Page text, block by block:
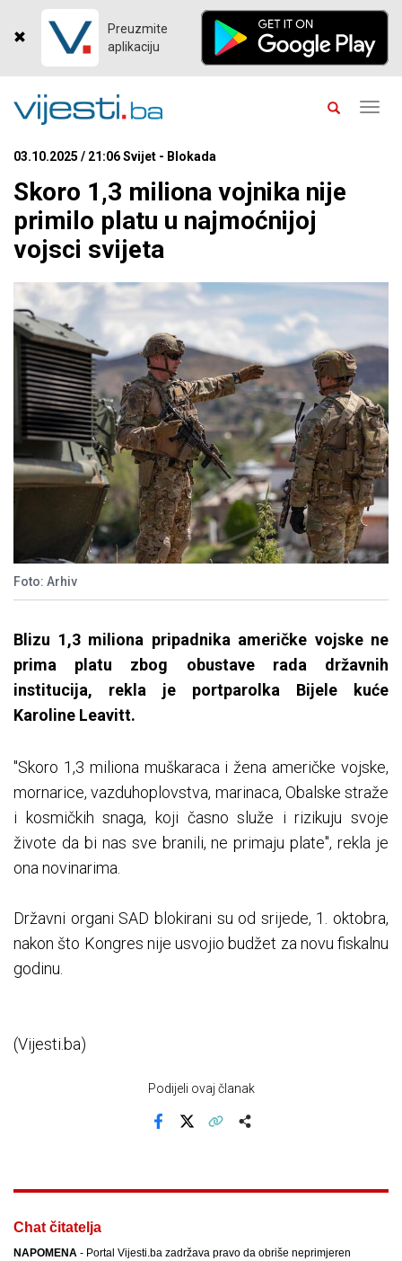
Preuzmite
aplikaciju
03.10.2025 / 21:06 Svijet - Blokada
Skoro 1,3 miliona vojnika nije
primilo platu u najmoćnijoj
vojsci svijeta
Foto: Arhiv
Blizu 1,3 miliona pripadnika američke vojske ne
prima platu zbog obustave rada državnih
institucija, rekla je portparolka Bijele kuće
Karoline Leavitt.
"Skoro 1,3 miliona muškaraca i žena američke vojske,
mornarice, vazduhoplovstva, marinaca, Obalske straže
i kosmičkih snaga, koji časno služe i rizikuju svoje
živote da bi nas sve branili, ne primaju plate", rekla je
ona novinarima.
Državni organi SAD blokirani su od srijede, 1. oktobra,
nakon što Kongres nije usvojio budžet za novu fiskalnu
godinu.
(Vijesti.ba)
Podijeli ovaj članak
Chat čitatelja
NAPOMENA - Portal Vijesti.ba zadržava pravo da obriše neprimjeren